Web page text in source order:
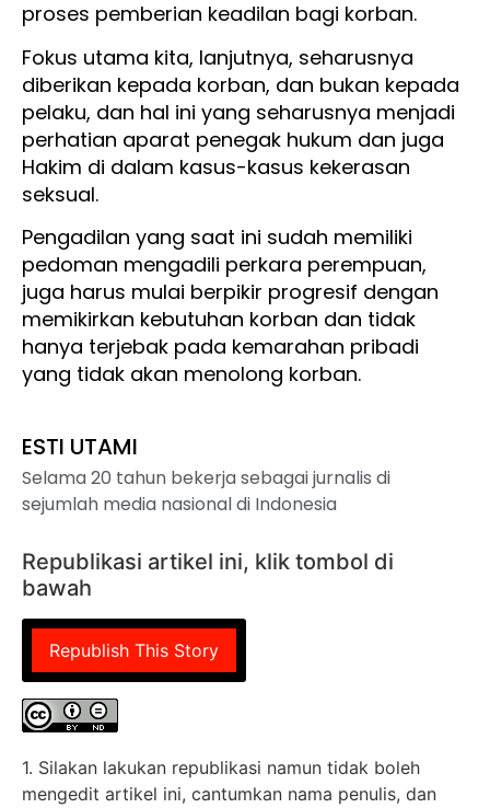
proses pemberian keadilan bagi korban.
Fokus utama kita, lanjutnya, seharusnya
diberikan kepada korban, dan bukan kepada
pelaku, dan hal ini yang seharusnya menjadi
perhatian aparat penegak hukum dan juga
Hakim di dalam kasus-kasus kekerasan
seksual.
Pengadilan yang saat ini sudah memiliki
pedoman mengadili perkara perempuan,
juga harus mulai berpikir progresif dengan
memikirkan kebutuhan korban dan tidak
hanya terjebak pada kemarahan pribadi
yang tidak akan menolong korban.
ESTI UTAMI
Selama 20 tahun bekerja sebagai jurnalis di
sejumlah media nasional di Indonesia
Republikasi artikel ini, klik tombol di
bawah
Republish This Story
1. Silakan lakukan republikasi namun tidak boleh
mengedit artikel ini, cantumkan nama penulis, dan